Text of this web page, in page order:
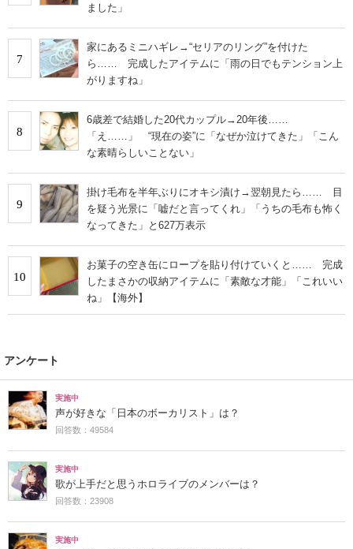
ました」
7
家にあるミニハギレ→“セリアのリング”を付けた
ら…… 完成したアイテムに「雨の日でもテンション上
がりますね」
8
6歳差で結婚した20代カップル→20年後……
「え……」 “現在の姿”に「なぜか泣けてきた」「こん
な素晴らしいことない」
9
掛け毛布を半年ぶりにオキシ漬け→翌朝見たら…… 目
を疑う光景に「嘘だと言ってくれ」「うちの毛布も怖く
なってきた」と627万表示
10
お菓子の空き缶にロープを貼り付けていくと…… 完成
したまさかの収納アイテムに「素敵な才能」「これいい
ね」【海外】
アンケート
実施中
声が好きな「日本のボーカリスト」は？
回答数：49584
実施中
歌が上手だと思うホロライブのメンバーは？
回答数：23908
実施中